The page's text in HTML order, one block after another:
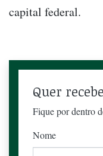
capital federal.
Quer
Fique por dentro
Nome